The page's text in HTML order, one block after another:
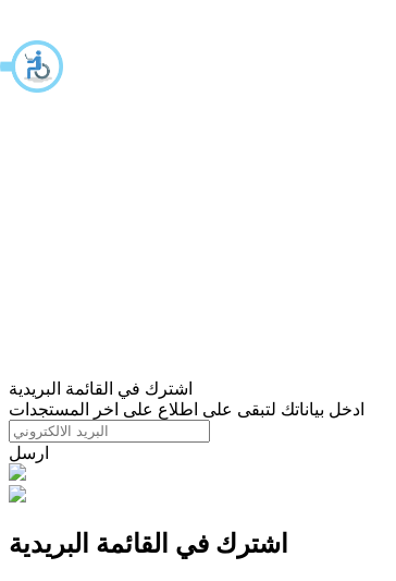
اشترك في القائمة البريدية
ادخل بياناتك لتبقى على اطلاع على اخر المستجدات
ارسل
اشترك في القائمة البريدية